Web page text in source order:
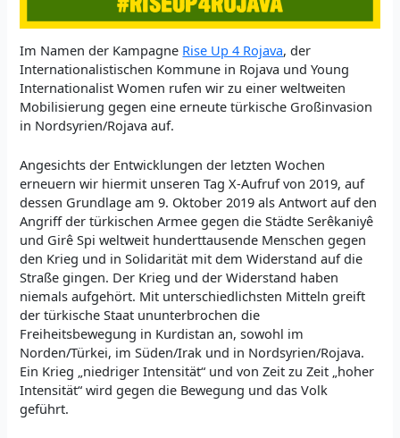
Im Namen der Kampagne Rise Up 4 Rojava, der
Internationalistischen Kommune in Rojava und Young
Internationalist Women rufen wir zu einer weltweiten
Mobilisierung gegen eine erneute türkische Großinvasion
in Nordsyrien/Rojava auf.
Angesichts der Entwicklungen der letzten Wochen
erneuern wir hiermit unseren Tag X-Aufruf von 2019, auf
dessen Grundlage am 9. Oktober 2019 als Antwort auf den
Angriff der türkischen Armee gegen die Städte Serêkaniyê
und Girê Spi weltweit hunderttausende Menschen gegen
den Krieg und in Solidarität mit dem Widerstand auf die
Straße gingen. Der Krieg und der Widerstand haben
niemals aufgehört. Mit unterschiedlichsten Mitteln greift
der türkische Staat ununterbrochen die
Freiheitsbewegung in Kurdistan an, sowohl im
Norden/Türkei, im Süden/Irak und in Nordsyrien/Rojava.
Ein Krieg „niedriger Intensität“ und von Zeit zu Zeit „hoher
Intensität“ wird gegen die Bewegung und das Volk
geführt.